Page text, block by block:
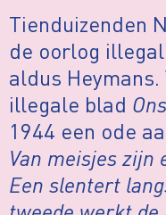
Tienduizenden
de oorlog
aldus
illegale blad
1944 een ode
Van meisjes
Een slentert